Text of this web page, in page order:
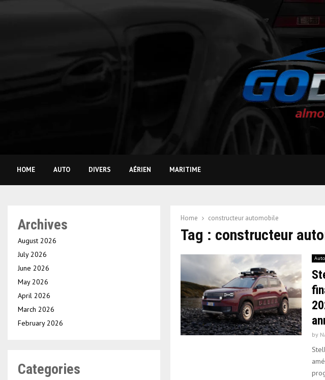
HOME AUTO DIVERS AÉRIEN MARITIME
Home constructeur automobile
Tag : constructeur
Auto
by
Archives
August 2026
July 2026
June 2026
May 2026
April 2026
March 2026
February 2026
Categories